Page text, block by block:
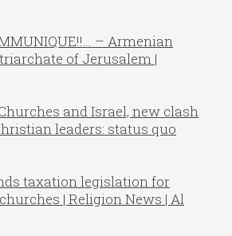
– Armenian
of Jerusalem |
and Israel, new clash
leaders: status quo
taxation legislation for
| Religion News | Al